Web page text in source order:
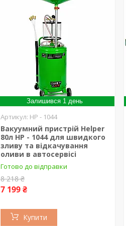
Залишився 1 день
HP - 1044
Вакуумний пристрій Helper
80л HP - 1044 для швидкого
зливу та відкачування
оливи в автосервісі
Готово до відправки
8 218 ₴
7 199 ₴
Купити